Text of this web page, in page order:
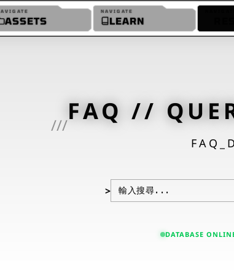
ASSETS
NAVIGATE
LEARN
///FAQ //
>
DATABASE